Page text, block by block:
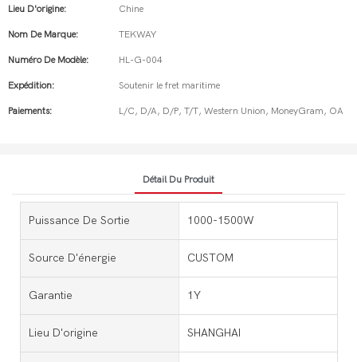
Lieu D'origine: Chine
Nom De Marque: TEKWAY
Numéro De Modèle: HL-G-004
Expédition: Soutenir le fret maritime
Paiements: L/C, D/A, D/P, T/T, Western Union, MoneyGram, OA
Détail Du Produit
Puissance De Sortie 1000-1500W
Source D'énergie CUSTOM
Garantie 1Y
Lieu D'origine SHANGHAI